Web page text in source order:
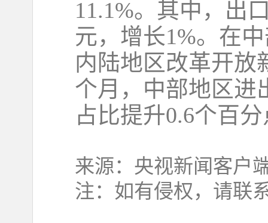
11.1%。其中，出
元，增长1%。在
内陆地区改革开放
个月，中部地区进
占比提升0.6个百
来源：央视新闻客户
注：如有侵权，请联